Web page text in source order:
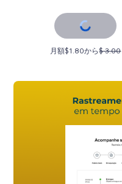
月額$1.80から$ 3.00